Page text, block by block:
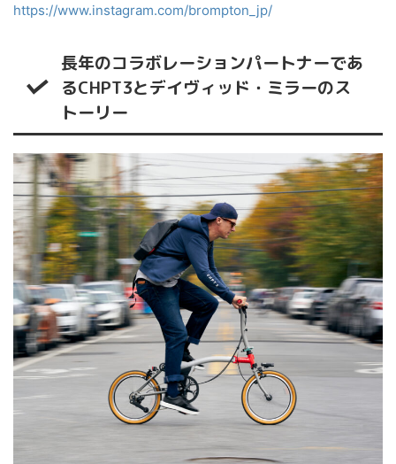
https://www.instagram.com/brompton_jp/
長年のコラボレーションパートナーであ
るCHPT3とデイヴィッド・ミラーのス
トーリー